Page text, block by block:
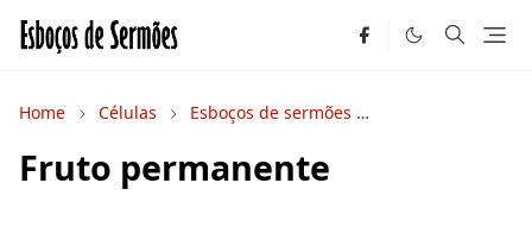
Home Células Esboços de sermões
Fruto permanente